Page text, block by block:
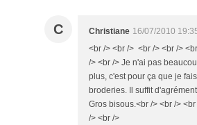
C Christiane 16/07/2010
<br /> <br /> <br /> <br />
/> <br /> Je n'ai pas
plus, c'est pour ça que je
broderies. Il suffit
Gros bisous.<br /> <br />
/> <br />